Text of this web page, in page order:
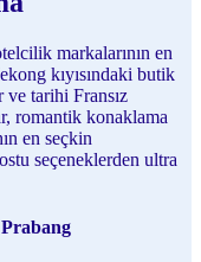
markalarının en
kıyısındaki butik
tarihi Fransız
romantik konaklama
en seçkin
seçeneklerden ultra